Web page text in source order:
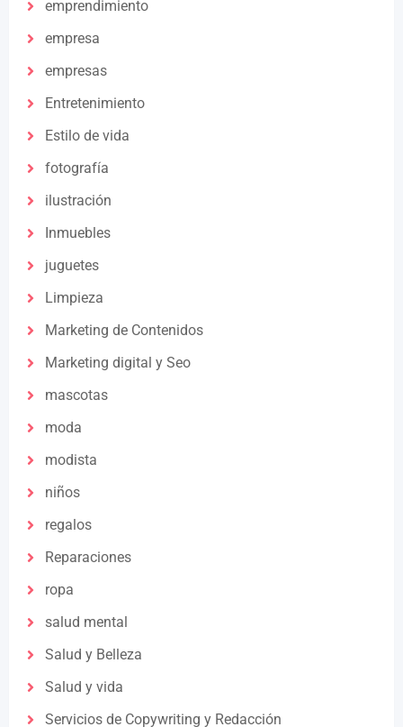
emprendimiento
empresa
empresas
Entretenimiento
Estilo de vida
fotografía
ilustración
Inmuebles
juguetes
Limpieza
Marketing de Contenidos
Marketing digital y Seo
mascotas
moda
modista
niños
regalos
Reparaciones
ropa
salud mental
Salud y Belleza
Salud y vida
Servicios de Copywriting y Redacción